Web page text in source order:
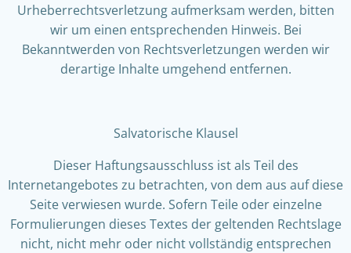
Urheberrechtsverletzung aufmerksam werden, bitten
wir um einen entsprechenden Hinweis. Bei
Bekanntwerden von Rechtsverletzungen werden wir
derartige Inhalte umgehend entfernen.
Salvatorische Klausel
Dieser Haftungsausschluss ist als Teil des
Internetangebotes zu betrachten, von dem aus auf diese
Seite verwiesen wurde. Sofern Teile oder einzelne
Formulierungen dieses Textes der geltenden Rechtslage
nicht, nicht mehr oder nicht vollständig entsprechen